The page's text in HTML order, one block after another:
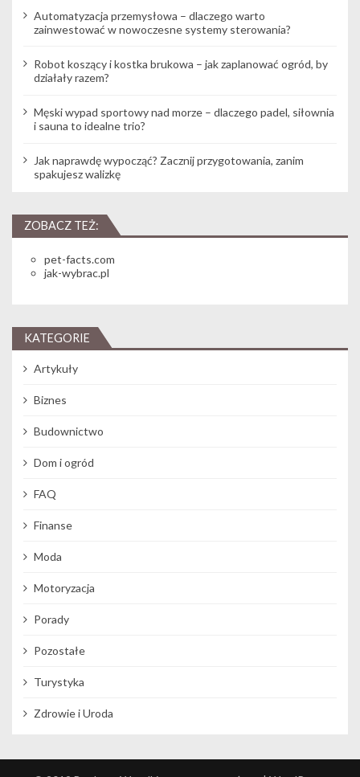
Automatyzacja przemysłowa – dlaczego warto
zainwestować w nowoczesne systemy sterowania?
Robot koszący i kostka brukowa – jak zaplanować ogród, by
działały razem?
Męski wypad sportowy nad morze – dlaczego padel, siłownia
i sauna to idealne trio?
Jak naprawdę wypocząć? Zacznij przygotowania, zanim
spakujesz walizkę
ZOBACZ TEŻ:
pet-facts.com
jak-wybrac.pl
KATEGORIE
Artykuły
Biznes
Budownictwo
Dom i ogród
FAQ
Finanse
Moda
Motoryzacja
Porady
Pozostałe
Turystyka
Zdrowie i Uroda